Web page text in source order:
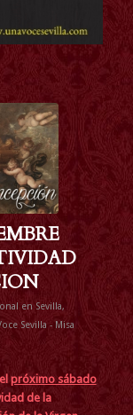
en Sevilla,
Sevilla - Misa
el próximo sábado
de la